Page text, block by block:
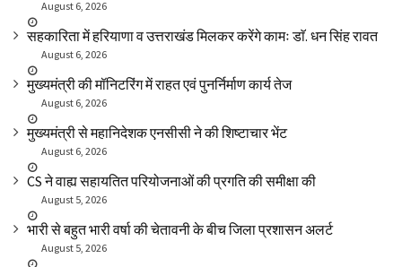
August 6, 2026
सहकारिता में हरियाणा व उत्तराखंड मिलकर करेंगे कामः डाॅ. धन सिंह रावत
August 6, 2026
मुख्यमंत्री की मॉनिटरिंग में राहत एवं पुनर्निर्माण कार्य तेज
August 6, 2026
मुख्यमंत्री से महानिदेशक एनसीसी ने की शिष्टाचार भेंट
August 6, 2026
CS ने वाह्य सहायतित परियोजनाओं की प्रगति की समीक्षा की
August 5, 2026
भारी से बहुत भारी वर्षा की चेतावनी के बीच जिला प्रशासन अलर्ट
August 5, 2026